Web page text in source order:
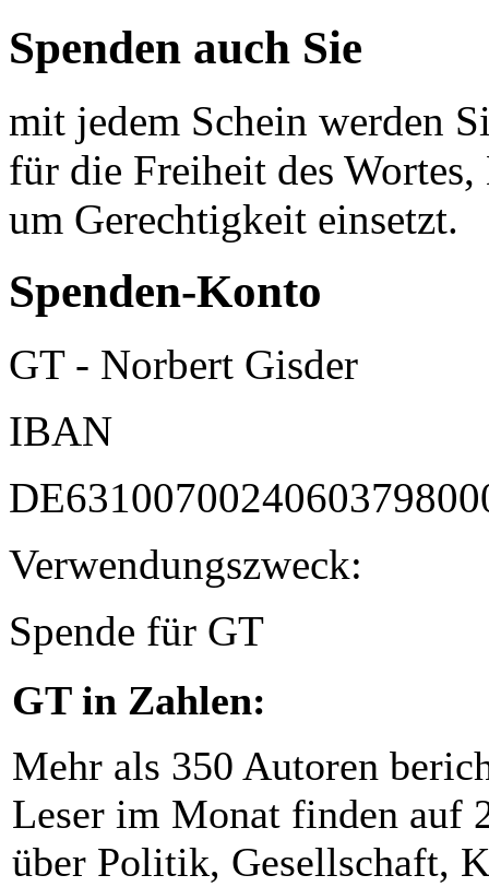
Spenden auch Sie
mit jedem Schein werden
für die Freiheit des
um Gerechtigkeit einsetzt.
Spenden-Konto
GT - Norbert Gisder
IBAN
Verwendungszweck:
Spende für GT
GT in Zahlen:
Mehr als 350 Autoren
Leser im Monat finden auf
über Politik, Gesellschaft,